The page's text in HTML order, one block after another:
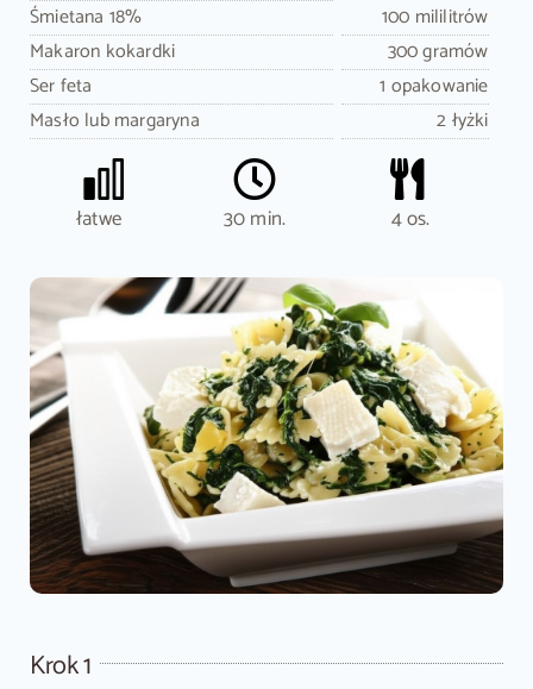
Śmietana 18%
100 mililitrów
Makaron kokardki
300 gramów
Ser feta
1 opakowanie
Masło lub margaryna
2 łyżki
łatwe 30 min. 4 os.
Krok 1